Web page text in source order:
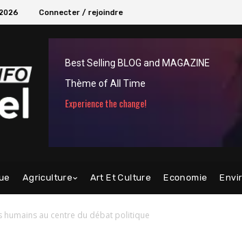
Connecter / rejoindre
Best Selling BLOG and MAGAZINE
Thème of All Time
Experience the change!
Agriculture Art Et Culture Economie
humains au centre du débat politique